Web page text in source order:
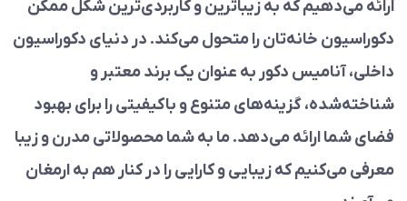
ارائه می‌دهیم که به زیباترین و کاربردی‌ترین شکل ممکن
دکوراسیون خانه‌تان را متحول می‌کند. در دنیای دکوراسیون
داخلی، آنامیس دکور به عنوان یک برند معتبر و
شناخته‌شده، گزینه‌های متنوع و باکیفیتی را برای بهبود
فضای شما ارائه می‌دهد. ما به شما محصولاتی مدرن و زیبا
معرفی می‌کنیم که زیبایی و کارایی را در کنار هم به ارمغان